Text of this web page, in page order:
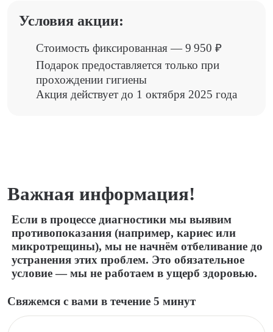
Условия акции:
Стоимость фиксированная — 9 950 ₽
Подарок предоставляется только при
прохождении гигиены
Акция действует до 1 октября 2025 года
Важная информация!
Если в процессе диагностики мы выявим
противопоказания (например, кариес или
микротрещины), мы не начнём отбеливание до
устранения этих проблем. Это обязательное
условие — мы не работаем в ущерб здоровью.
Свяжемся с вами в течение 5 минут